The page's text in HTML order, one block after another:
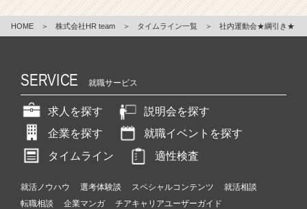
HOME ＞ 株式会社HR team ＞ タイムライン一覧 ＞ 社内運動会★綱引き★
SERVICE 就職サービス
求人を探す
説明会を探す
企業を探す
就職イベントを探す
タイムライン
適性検査
就活ノウハウ 選考体験談 スペシャルコンテンツ
就活相談
転職相談
企業マンガ チアキャリアユーザーガイド